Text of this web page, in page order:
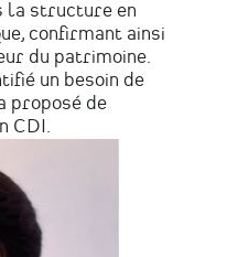
la structure en
confirmant ainsi
du patrimoine.
un besoin de
proposé de
CDI.